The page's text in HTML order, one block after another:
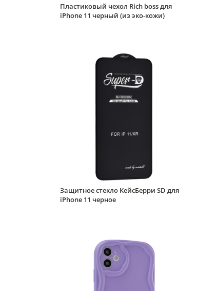
Пластиковый чехол Rich boss для
iPhone 11 черный (из эко-кожи)
Защитное стекло КейсБерри SD для
iPhone 11 черное